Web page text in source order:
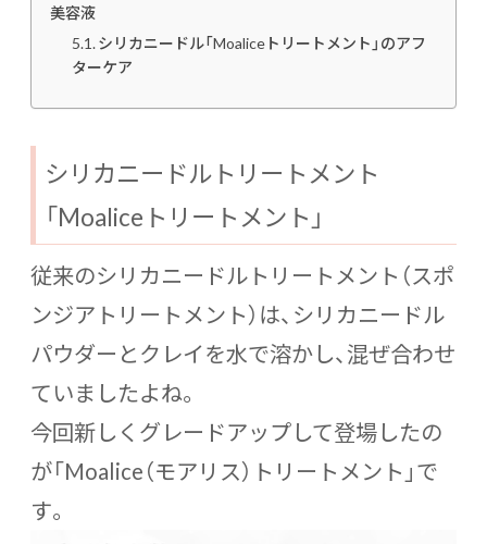
美容液
シリカニードル「Moaliceトリートメント」のアフ
ターケア
シリカニードルトリートメント
「Moaliceトリートメント」
従来のシリカニードルトリートメント（スポ
ンジアトリートメント）は、シリカニードル
パウダーとクレイを水で溶かし、混ぜ合わせ
ていましたよね。
今回新しくグレードアップして登場したの
が「Moalice（モアリス）トリートメント」で
す。